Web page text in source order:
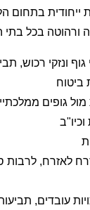
ייחודית בתחום
ורהוטה בכל
גוף ונזקי רכוש,
ביטוח
מול גופים
לאזרח, לרבות
עובדים,